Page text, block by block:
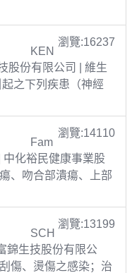
瀏覽:16237
KEN
股份有限公司 | 維生
之下列疾患（神經
瀏覽:14110
Fam
化裕民健康事業股
、吻合部潰瘍、上部
瀏覽:13199
SCH
錦生技股份有限公
傷、燙傷之感染；治